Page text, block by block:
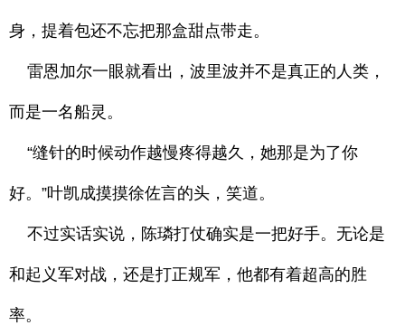
身，提着包还不忘把那盒甜点带走。
雷恩加尔一眼就看出，波里波并不是真正的人类，
而是一名船灵。
“缝针的时候动作越慢疼得越久，她那是为了你
好。”叶凯成摸摸徐佐言的头，笑道。
不过实话实说，陈璘打仗确实是一把好手。无论是
和起义军对战，还是打正规军，他都有着超高的胜
率。